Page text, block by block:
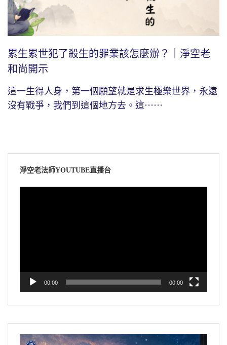
累生累世犯了殺生的罪業該怎麼辦？｜淨空老
和尚開示
這一生得人身，第一個願望就是求生極樂世界，永遠
沒有戰爭，我們到這個地方去。這⋯⋯
淨空老法師YOUTUBE直播台
00:00 00:00